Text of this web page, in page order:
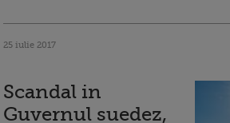
25 iulie 2017
Scandal in
Guvernul suedez,